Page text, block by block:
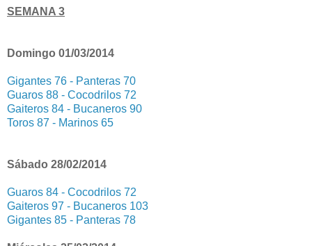
SEMANA 3
Domingo 01/03/2014
Gigantes 76 - Panteras 70
Guaros 88 - Cocodrilos 72
Gaiteros 84 - Bucaneros 90
Toros 87 - Marinos 65
Sábado 28/02/2014
Guaros 84 - Cocodrilos 72
Gaiteros 97 - Bucaneros 103
Gigantes 85 - Panteras 78